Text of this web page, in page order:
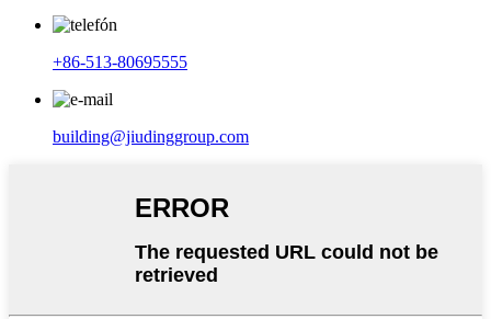
+86-513-80695555
building@jiudinggroup.com